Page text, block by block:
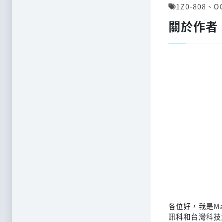
1Z0-808 、
關於作者
各位好，我是
訊科和台灣科